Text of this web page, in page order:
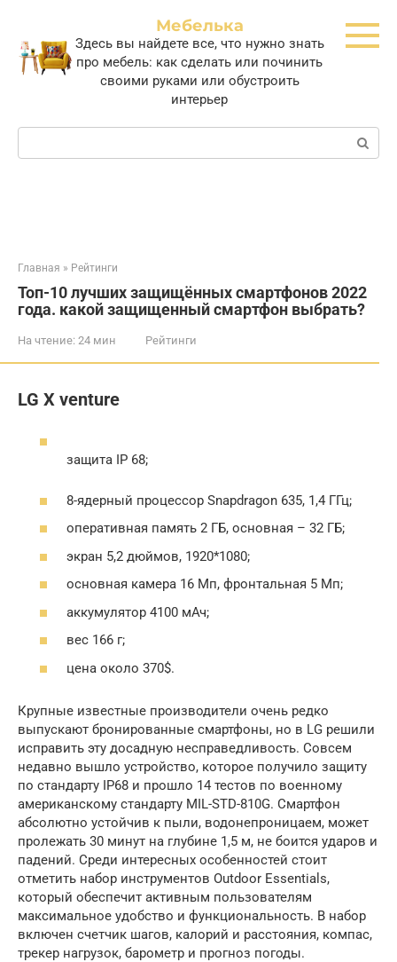
контенту
Мебелька
Здесь вы найдете все, что нужно знать
про мебель: как сделать или починить
своими руками или обустроить
интерьер
Поиск:
Главная » Рейтинги
Топ-10 лучших защищённых смартфонов 2022
года. какой защищенный смартфон выбрать?
На чтение: 24 мин Рейтинги
LG X venture
защита IP 68;
8-ядерный процессор Snapdragon 635, 1,4 ГГц;
оперативная память 2 ГБ, основная – 32 ГБ;
экран 5,2 дюймов, 1920*1080;
основная камера 16 Мп, фронтальная 5 Мп;
аккумулятор 4100 мАч;
вес 166 г;
цена около 370$.
Крупные известные производители очень редко
выпускают бронированные смартфоны, но в LG решили
исправить эту досадную несправедливость. Совсем
недавно вышло устройство, которое получило защиту
по стандарту IP68 и прошло 14 тестов по военному
американскому стандарту MIL-STD-810G. Смартфон
абсолютно устойчив к пыли, водонепроницаем, может
пролежать 30 минут на глубине 1,5 м, не боится ударов и
падений. Среди интересных особенностей стоит
отметить набор инструментов Outdoor Essentials,
который обеспечит активным пользователям
максимальное удобство и функциональность. В набор
включен счетчик шагов, калорий и расстояния, компас,
трекер нагрузок, барометр и прогноз погоды.